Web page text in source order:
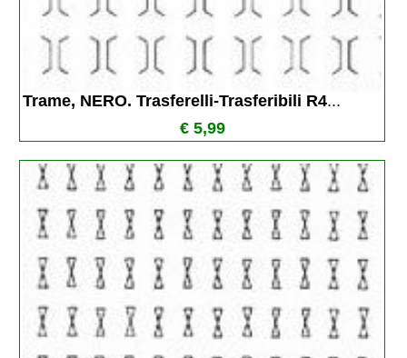
Trame, NERO. Trasferelli-Trasferibili R4...
€ 5,99